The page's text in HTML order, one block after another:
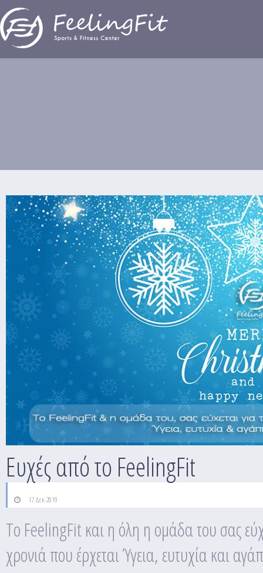
Παράκαμψη προς το κυρίως περιεχόμενο
Ευχές από το FeelingFit
17 Δεκ 2019
To FeelingFit και η όλη η ομάδα του σας
χρονιά που έρχεται Ύγεια, ευτυχία και